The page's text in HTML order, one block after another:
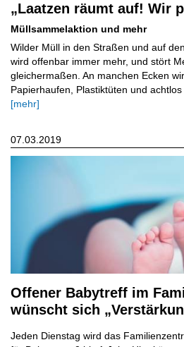
„Laatzen räumt auf! Wir
Müllsammelaktion und mehr
Wilder Müll in den Straßen und auf
wird offenbar immer mehr, und stört
gleichermaßen. An manchen Ecken
Papierhaufen, Plastiktüten und
[mehr]
Offener Babytreff im
wünscht sich
Jeden Dienstag wird das
07.03.2019